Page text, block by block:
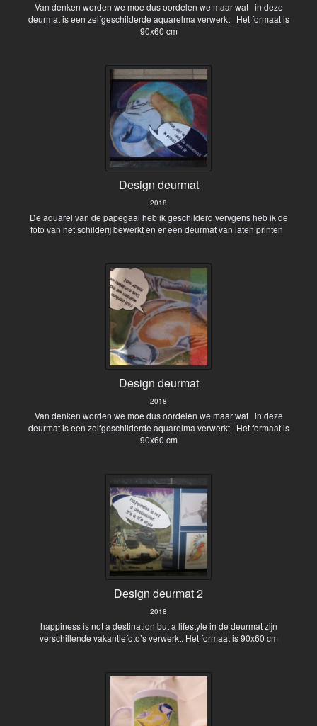
Van denken worden we moe dus oordelen we maar wat in deze
deurmat is een zelfgeschilderde aquarelma verwerkt Het formaat is
90x60 cm
Design deurmat
2018
De aquarel van de papegaai heb ik geschilderd vervgens heb ik de
foto van het schilderij bewerkt en er een deurmat van laten printen
Design deurmat
2018
Van denken worden we moe dus oordelen we maar wat in deze
deurmat is een zelfgeschilderde aquarelma verwerkt Het formaat is
90x60 cm
Design deurmat 2
2018
happiness is not a destination but a lifestyle in de deurmat zijn
verschillende vakantiefoto’s verwerkt. Het formaat is 90x60 cm